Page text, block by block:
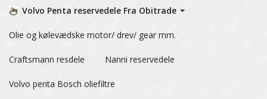
Volvo Penta reservedele Fra Obitrade
Olie og kølevædske motor/ drev/ gear mm.
Craftsmann resdele Nanni reservedele
Volvo penta Bosch oliefiltre